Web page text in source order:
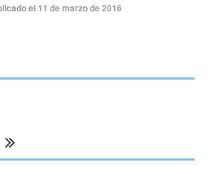
el 11 de marzo de 2016